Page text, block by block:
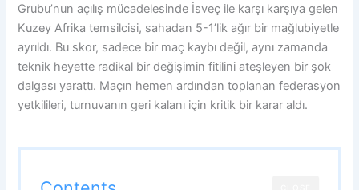
Grubu’nun açılış mücadelesinde İsveç ile karşı karşıya gelen
Kuzey Afrika temsilcisi, sahadan 5-1’lik ağır bir mağlubiyetle
ayrıldı. Bu skor, sadece bir maç kaybı değil, aynı zamanda
teknik heyette radikal bir değişimin fitilini ateşleyen bir şok
dalgası yarattı. Maçın hemen ardından toplanan federasyon
yetkilileri, turnuvanın geri kalanı için kritik bir karar aldı.